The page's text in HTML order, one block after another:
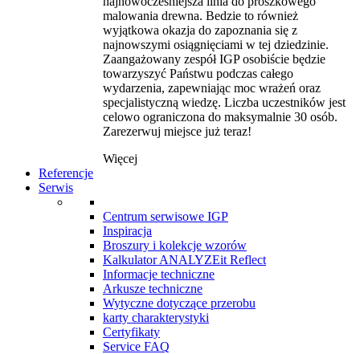
malowania drewna. Bedzie to również
wyjątkowa okazja do zapoznania się z
najnowszymi osiągnięciami w tej dziedzinie.
Zaangażowany zespół IGP osobiście będzie
towarzyszyć Państwu podczas całego
wydarzenia, zapewniając moc wrażeń oraz
specjalistyczną wiedzę. Liczba uczestników jest
celowo ograniczona do maksymalnie 30 osób.
Zarezerwuj miejsce już teraz!
Więcej
Referencje
Serwis
Centrum serwisowe IGP
Inspiracja
Broszury i kolekcje wzorów
Kalkulator ANALYZEit Reflect
Informacje techniczne
Arkusze techniczne
Wytyczne dotyczące przerobu
karty charakterystyki
Certyfikaty
Service FAQ